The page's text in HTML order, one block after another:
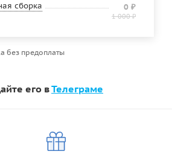
сборка 0 ₽
1 000₽
без предоплаты
его вТелеграме